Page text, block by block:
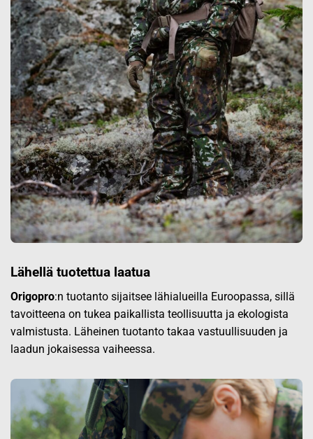
Lähellä tuotettua laatua
Origopro:n tuotanto sijaitsee lähialueilla Euroopassa, sillä
tavoitteena on tukea paikallista teollisuutta ja ekologista
valmistusta. Läheinen tuotanto takaa vastuullisuuden ja
laadun jokaisessa vaiheessa.